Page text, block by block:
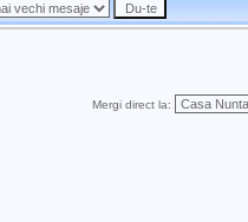
Mergi direct la: